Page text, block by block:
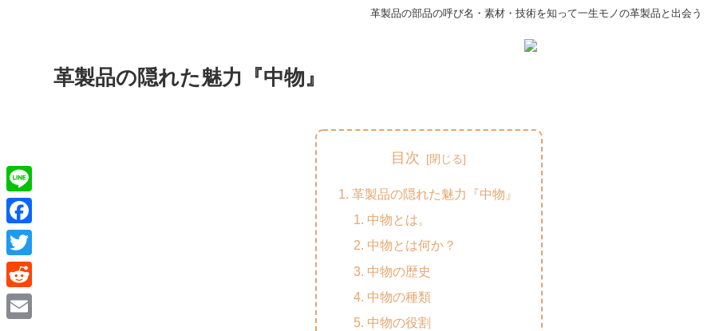
革製品の部品の呼び名・素材・技術を知って一生モノの革製品と出会う
革製品の隠れた魅力『中物』
目次
革製品の隠れた魅力『中物』
中物とは。
中物とは何か？
中物の歴史
中物の種類
中物の役割
L
i
n
e
F
a
c
e
T
w
i
R